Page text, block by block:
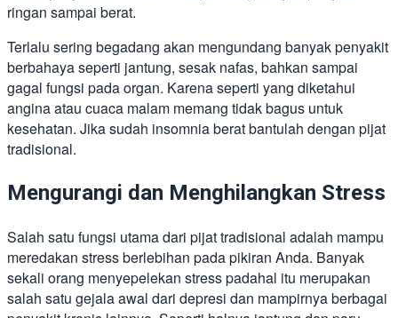
ringan sampai berat.
Terlalu sering begadang akan mengundang banyak penyakit
berbahaya seperti jantung, sesak nafas, bahkan sampai
gagal fungsi pada organ. Karena seperti yang diketahui
angina atau cuaca malam memang tidak bagus untuk
kesehatan. Jika sudah insomnia berat bantulah dengan pijat
tradisional.
Mengurangi dan Menghilangkan Stress
Salah satu fungsi utama dari pijat tradisional adalah mampu
meredakan stress berlebihan pada pikiran Anda. Banyak
sekali orang menyepelekan stress padahal itu merupakan
salah satu gejala awal dari depresi dan mampirnya berbagai